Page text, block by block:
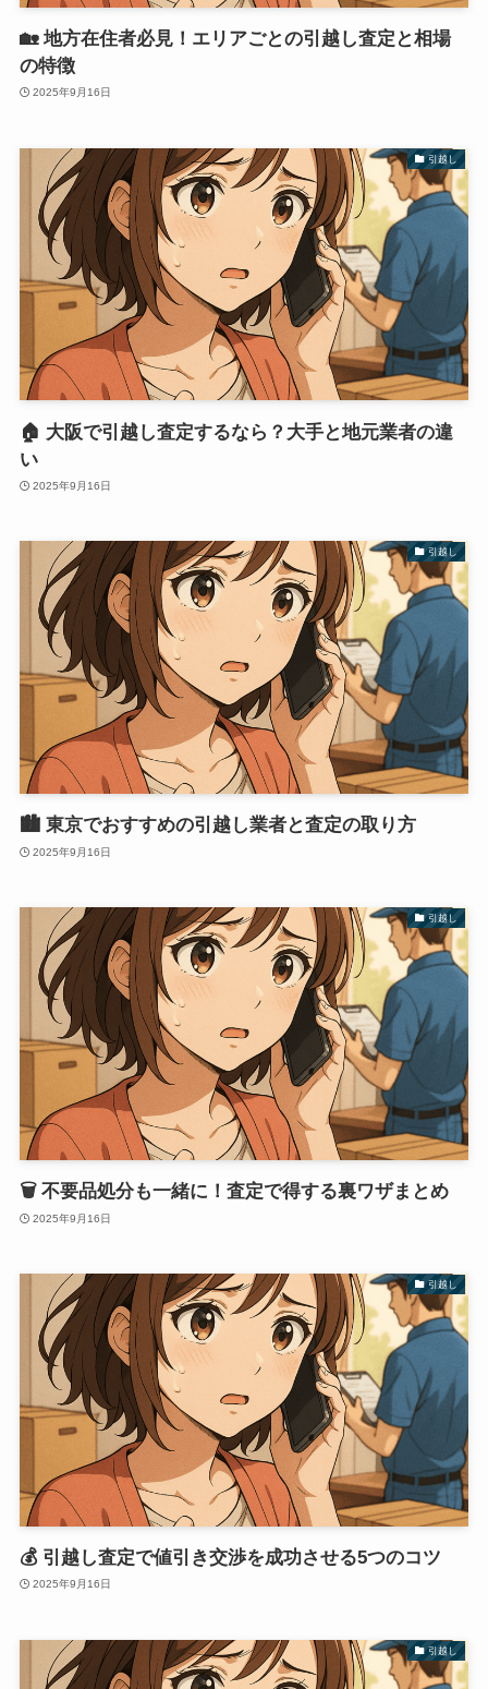
🏡 地方在住者必見！エリアごとの引越し査定と相場
の特徴
2025年9月16日
引越し
🏠 大阪で引越し査定するなら？大手と地元業者の違
い
2025年9月16日
引越し
🏙 東京でおすすめの引越し業者と査定の取り方
2025年9月16日
引越し
🗑️ 不要品処分も一緒に！査定で得する裏ワザまとめ
2025年9月16日
引越し
💰 引越し査定で値引き交渉を成功させる5つのコツ
2025年9月16日
引越し